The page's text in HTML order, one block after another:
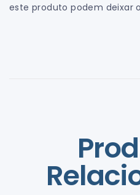
este produto podem deixar